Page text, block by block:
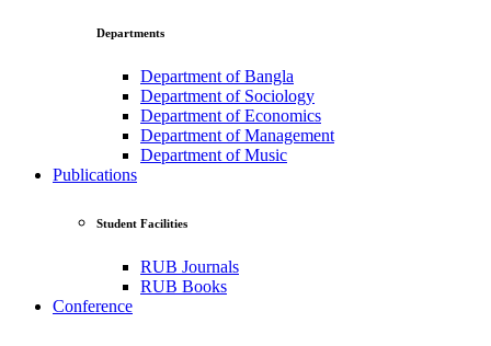
Departments
Department of Bangla
Department of Sociology
Department of Economics
Department of Management
Department of Music
Publications
Student Facilities
RUB Journals
RUB Books
Conference